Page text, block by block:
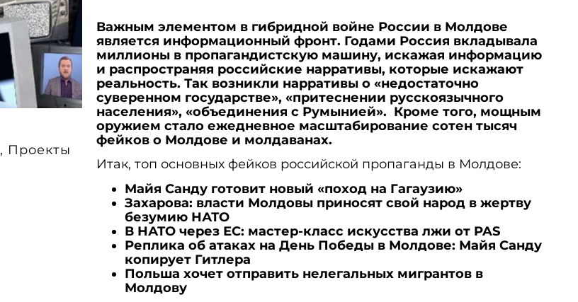
, Проекты
Важным элементом в гибридной войне России в Молдове
является информационный фронт. Годами Россия вкладывала
миллионы в пропагандистскую машину, искажая информацию
и распространяя российские нарративы, которые искажают
реальность. Так возникли нарративы о «недостаточно
суверенном государстве», «притеснении русскоязычного
населения», «объединения с Румынией». Кроме того, мощным
оружием стало ежедневное масштабирование сотен тысяч
фейков о Молдове и молдаванах.
Итак, топ основных фейков российской пропаганды в Молдове:
Майя Санду готовит новый «поход на Гагаузию»
Захарова: власти Молдовы приносят свой народ в жертву
безумию НАТО
В НАТО через ЕС: мастер-класс искусства лжи от PAS
Реплика об атаках на День Победы в Молдове: Майя Санду
копирует Гитлера
Польша хочет отправить нелегальных мигрантов в
Молдову